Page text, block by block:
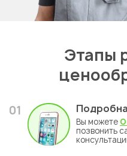
Этапы
01
Вы можете
позвонить